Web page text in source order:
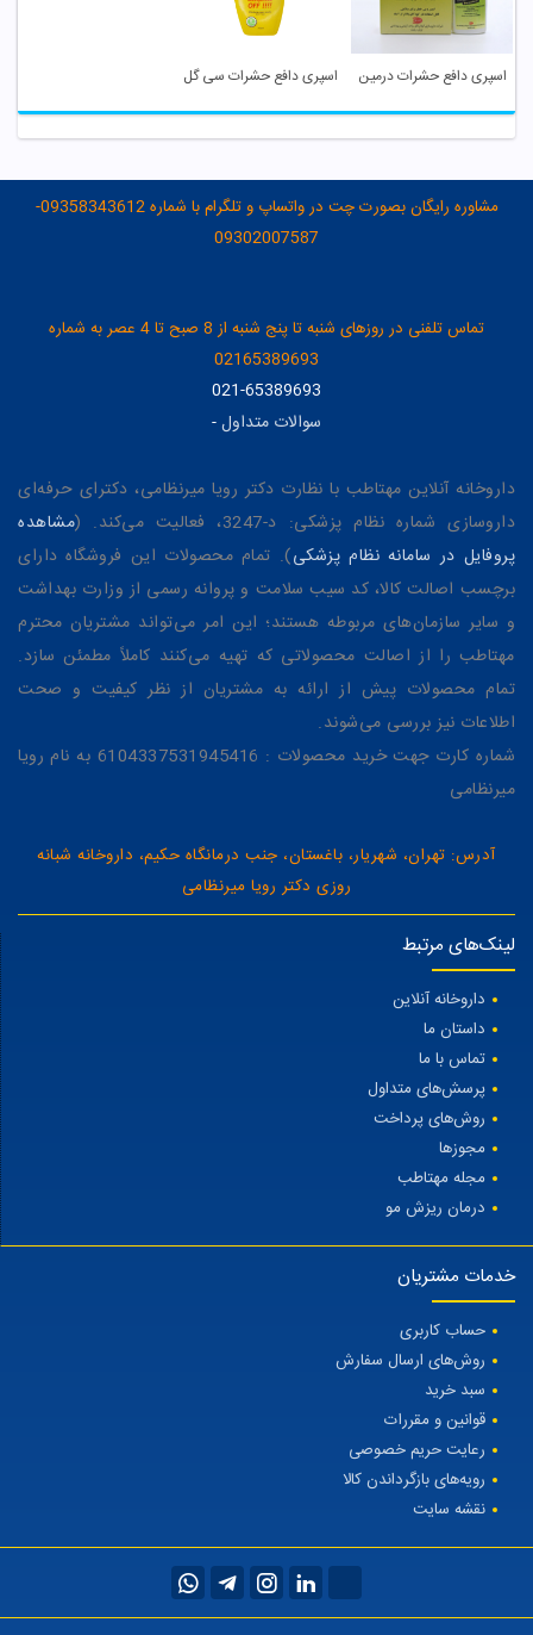
اسپری دافع حشرات درمین اسپری دافع حشرات سی گل
مشاوره رایگان بصورت چت در واتساپ و تلگرام با شماره 09358343612-
09302007587
تماس تلفنی در روزهای شنبه تا پنج شنبه از 8 صبح تا 4 عصر به شماره
02165389693
021-65389693
سوالات متداول-
داروخانه آنلاین مهتاطب با نظارت دکتر رویا میرنظامی، دکترای حرفه‌ای
داروسازی شماره نظام پزشکی: د-3247، فعالیت می‌کند. (
مشاهده
پروفایل در سامانه نظام پزشکی). تمام محصولات این فروشگاه دارای
برچسب اصالت کالا، کد سیب سلامت و پروانه رسمی از وزارت بهداشت
و سایر سازمان‌های مربوطه هستند؛ این امر می‌تواند مشتریان محترم
مهتاطب را از اصالت محصولاتی که تهیه می‌کنند کاملاً مطمئن سازد.
تمام محصولات پیش از ارائه به مشتریان از نظر کیفیت و صحت
اطلاعات نیز بررسی می‌شوند.
شماره کارت جهت خرید محصولات : 6104337531945416 به نام رویا
میرنظامی
آدرس: تهران، شهریار، باغستان، جنب درمانگاه حکیم، داروخانه شبانه
روزی دکتر رویا میرنظامی
لینک‌های مرتبط
داروخانه آنلاین
داستان ما
تماس با ما
پرسش‌های متداول
روش‌های پرداخت
مجوزها
مجله مهتاطب
درمان ریزش مو
خدمات مشتریان
حساب کاربری
روش‌های ارسال سفارش
سبد خرید
قوانین و مقررات
رعایت حریم خصوصی
رویه‌های بازگرداندن کالا
نقشه سایت